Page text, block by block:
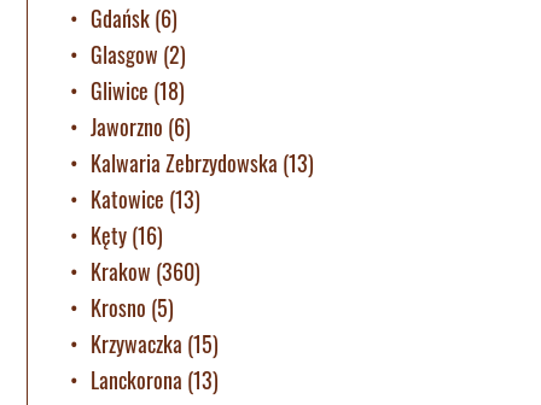
Gdańsk(6)
Glasgow (2)
Gliwice (18)
Jaworzno (6)
Kalwaria Zebrzydowska (13)
Katowice (13)
Kęty(16)
Krakow (360)
Krosno (5)
Krzywaczka (15)
Lanckorona (13)